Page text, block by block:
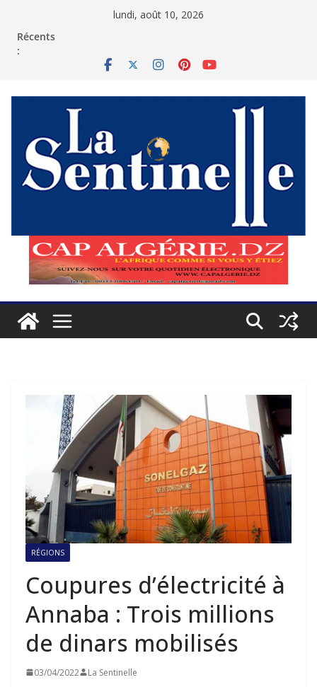
lundi, août 10, 2026
Récents
:
RÉGIONS
Coupures d’électricité à
Annaba : Trois millions
de dinars mobilisés
03/04/2022 La Sentinelle